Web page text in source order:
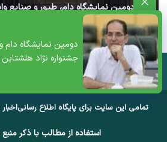
دومین نمایشگاه
جشنواره نژاد هلشتاین
آغاز دومین نمایشگاه دام، طیور و صنایع
تهران+ ویدئو
تمامی این سایت برای پایگاه اطلاع رسانی
استفاده از مطالب با ذکر